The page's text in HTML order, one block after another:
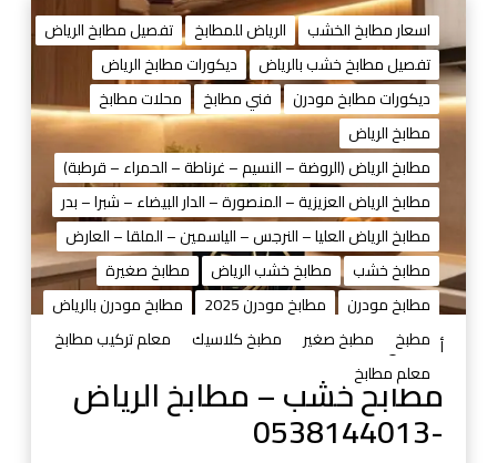
خ
خ
م
ط
ا
ب
اسعار مطابخ الخشب الرياض للمطابخ
تفصيل مطابخ الرياض
تفصيل مطابخ خشب بالرياض
ديكورات مطابخ الرياض
ديكورات مطابخ مودرن
فني مطابخ
محلات مطابخ
مطابخ الرياض
مطابخ الرياض (الروضة – النسيم – غرناطة – الحمراء – قرطبة)
مطابخ الرياض العزيزية – المنصورة – الدار البيضاء – شبرا – بدر
مطابخ الرياض العليا – النرجس – الياسمين – الملقا – العارض
مطابخ خشب
مطابخ خشب الرياض
مطابخ صغيرة
مطابخ مودرن
مطابخ مودرن 2025
مطابخ مودرن بالرياض
مطبخ
مطبخ صغير مطبخ كلاسيك
معلم تركيب مطابخ
معلم مطابخ
أغسطس 29, 2025
مطابخ خشب – مطابخ الرياض
-0538144013